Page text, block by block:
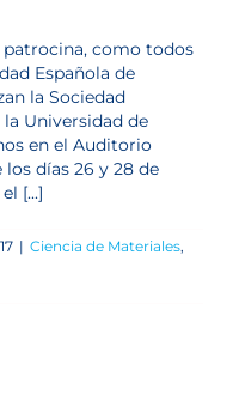
patrocina, como todos
Española de
la Sociedad
la Universidad de
en el Auditorio
días 26 y 28 de
[...]
| Ciencia de Materiales,